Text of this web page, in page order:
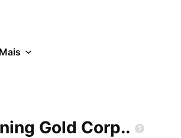
Mais
Gold Corp..